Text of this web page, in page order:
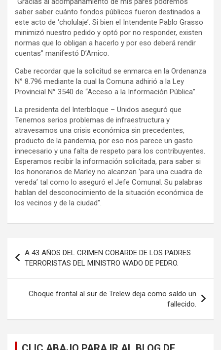
saber saber cuánto fondos públicos fueron destinados a
este acto de ‘cholulaje’. Si bien el Intendente Pablo Grasso
minimizó nuestro pedido y optó por no responder, existen
normas que lo obligan a hacerlo y por eso deberá rendir
cuentas” manifestó D’Amico.
Cabe recordar que la solicitud se enmarca en la Ordenanza
N° 8.796 mediante la cual la Comuna adhirió a la Ley
Provincial N° 3540 de “Acceso a la Información Pública”.
La presidenta del Interbloque – Unidos aseguró que
Tenemos serios problemas de infraestructura y
atravesamos una crisis económica sin precedentes,
producto de la pandemia, por eso nos parece un gasto
innecesario y una falta de respeto para los contribuyentes.
Esperamos recibir la información solicitada, para saber si
los honorarios de Marley no alcanzan ‘para una cuadra de
vereda’ tal como lo aseguró el Jefe Comunal. Su palabras
hablan del desconocimiento de la situación económica de
los vecinos y de la ciudad”.
de
entradas
A 43 AÑOS DEL CRIMEN COBARDE DE LOS PADRES
TERRORISTAS DEL MINISTRO WADO DE PEDRO.
Choque frontal al sur de Trelew deja como saldo un
fallecido.